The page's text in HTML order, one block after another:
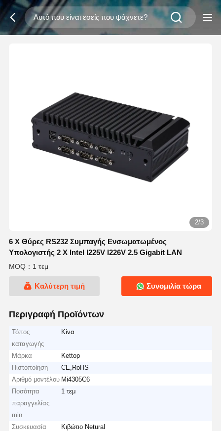
2/3
6 X Θύρες RS232 Συμπαγής Ενσωματωμένος
Υπολογιστής 2 X Intel I225V I226V 2.5 Gigabit LAN
MOQ：1 τεμ
Καλύτερη τιμή Συνομιλία τώρα
Περιγραφή Προϊόντων
Τόπος
καταγωγής
Κίνα
Μάρκα
Kettop
Πιστοποίηση
CE,RoHS
Αριθμό μοντέλου Mi4305C6
Ποσότητα
παραγγελίας
min
1 τεμ
Συσκευασία
Κιβώτιο Netural